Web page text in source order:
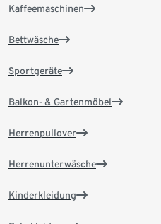
Kaffeemaschinen
Bettwäsche
Sportgeräte
Balkon- & Gartenmöbel
Herrenpullover
Herrenunterwäsche
Kinderkleidung